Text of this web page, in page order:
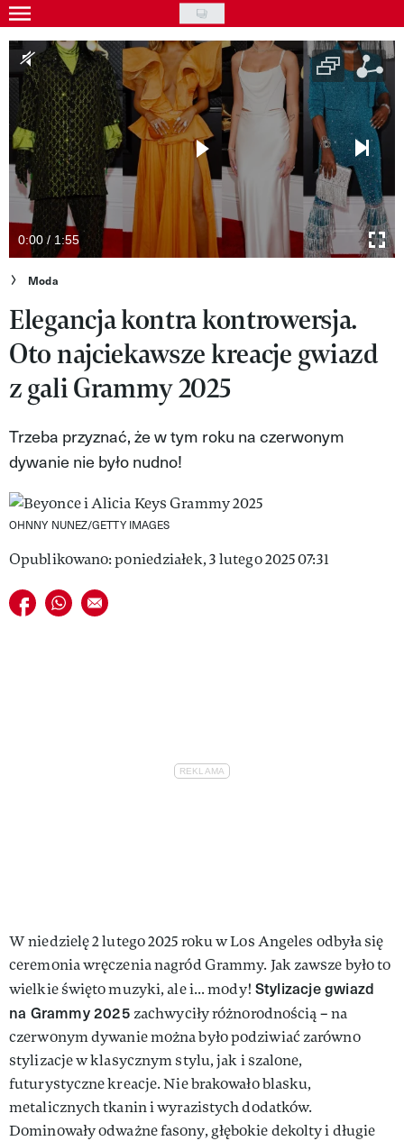
Skip
to
main
content
Gwiazdy
Ludzie
Moda
Uroda
Styl życia
Kultura
Wideo
Nasze akcje
VIVA!ART
VIVA!MODA
VIVA!MAN
VIVA!PEOPLE POWER
0:00 / 1:55
Moda
Elegancja kontra kontrowersja.
Oto najciekawsze kreacje gwiazd
z gali Grammy 2025
Trzeba przyznać, że w tym roku na czerwonym
dywanie nie było nudno!
OHNNY NUNEZ/GETTY IMAGES
Opublikowano: poniedziałek, 3 lutego 2025 07:31
Udostępnij na facebook
Udostępnij na whatsapp
E-mail do przyjaciela
W niedzielę 2 lutego 2025 roku w Los Angeles odbyła się
ceremonia wręczenia nagród Grammy. Jak zawsze było to
wielkie święto muzyki, ale i... mody! Stylizacje gwiazd
na Grammy 2025 zachwyciły różnorodnością – na
czerwonym dywanie można było podziwiać zarówno
stylizacje w klasycznym stylu, jak i szalone,
futurystyczne kreacje. Nie brakowało blasku,
metalicznych tkanin i wyrazistych dodatków.
Dominowały odważne fasony, głębokie dekolty i długie